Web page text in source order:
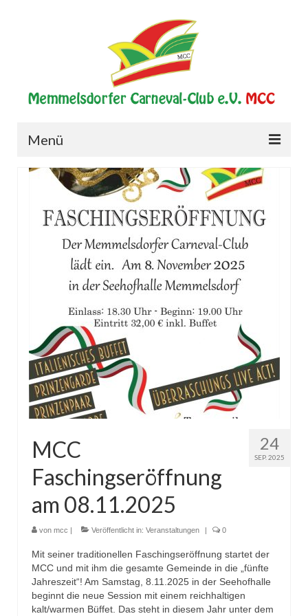
Menü
Start
Vorstand
Elferrat
Aktivitäten
Garden
Trainerteam
Funkenmariechen
Tanzmäuse
Bambinis
Kindergarde
Prinzengarde
Männerballet
24
SEP. 2025
MCC
Faschingseröffnung
am 08.11.2025
von mcc | Veröffentlicht in: Veranstaltungen | 0
Mit seiner traditionellen Faschingseröffnung startet der
MCC und mit ihm die gesamte Gemeinde in die „fünfte
Jahreszeit“! Am Samstag, 8.11.2025 in der Seehofhalle
beginnt die neue Session mit einem reichhaltigen
kalt/warmen Büffet. Das steht in diesem Jahr unter dem